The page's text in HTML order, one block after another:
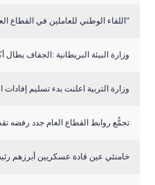
“اللقاء الوطني للعاملين في القطاع
وزارة البيئة البريطانية :الجفاف يطال
وزارة التربية اعلنت بدء تسليم إفادات
تجمُّع روابط القطاع العام جدد رفضه
خامنئي عين قادة عسكريين أبرزهم